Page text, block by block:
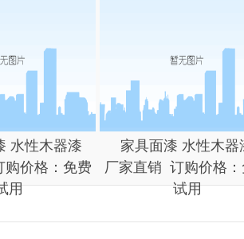
水性木器漆
价格：免费
用
家具面漆 水性木器
厂家直销 订购价格：
试用